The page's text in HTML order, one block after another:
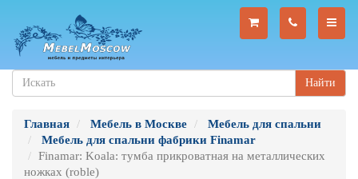
Найти
Главная Мебель в Москве
Мебель для спальни
Мебель для спальни фабрики Finamar
Finamar: Koala: тумба прикроватная на металлических
ножках (roble)